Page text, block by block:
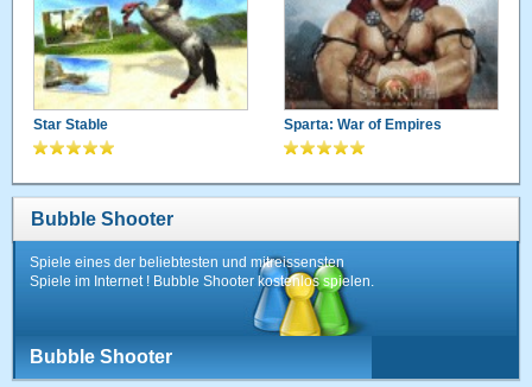
Star Stable Sparta: War of Empires
Bubble Shooter
Spiele eines der beliebtesten und mitreissensten
Spiele im Internet ! Bubble Shooter kostenlos spielen.
Bubble Shooter